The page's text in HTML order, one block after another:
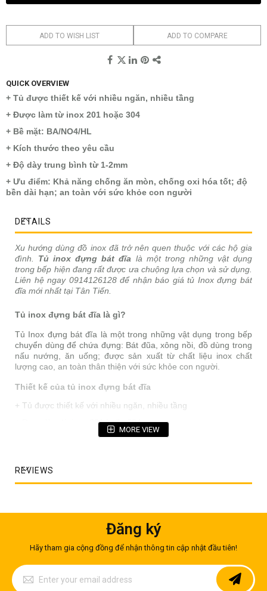
ADD TO WISH LIST ADD TO COMPARE
QUICK OVERVIEW
+ Tủ được thiết kế với nhiều ngăn, nhiều tầng
+ Được làm từ inox 201 hoặc 304
+ Bề mặt: BA/NO4/HL
+ Kích thước theo yêu cầu
+ Độ dày trung bình từ 1-2mm
+ Ưu điểm: Khả năng chống ăn mòn, chống oxi hóa tốt; độ
bền dài hạn; an toàn với sức khỏe con người
DETAILS
Xu hướng dùng đồ inox đã trở nên quen thuộc với các hộ gia
đình. Tủ inox đựng bát đĩa là một trong những vật dụng
trong bếp hiện đang rất được ưa chuộng lựa chọn và sử dụng.
Liên hệ ngay 0914126128 để nhận báo giá tủ Inox đựng bát
đĩa mới nhất tại Tân Tiến.
Tủ inox đựng bát đĩa là gì?
Tủ Inox đựng bát đĩa là một trong những vật dụng trong bếp
chuyển dùng để chứa đựng: Bát đũa, xông nồi, đồ dùng trong
nấu nướng, ăn uống; được sản xuất từ chất liệu inox chất
lượng cao, an toàn thân thiện với sức khỏe con người.
Thiết kế của tủ inox đựng bát đĩa
+ Tủ được thiết kế với nhiều ngăn, nhiều tầng
+ Được làm từ inox 201 hoặc 304
+ Độ dày trung bình từ 1-2mm
MORE VIEW
REVIEWS
Đăng ký
Hãy tham gia cộng đồng để nhận thông tin cập nhật đầu tiên!
Sign
Up